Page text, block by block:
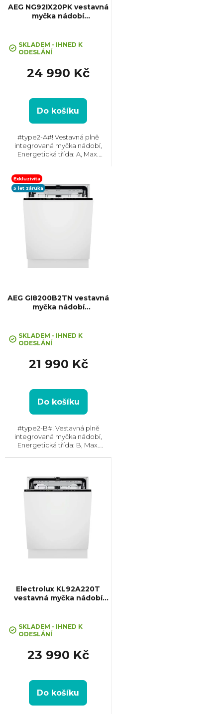
p
o
ů
AEG NG92IX20PK vestavná
myčka nádobí
SKLADEM - IHNED K
ODESLÁNÍ
24 990 Kč
Do košíku
#type2-A#! Vestavná plně
integrovaná myčka nádobí,
Energetická třída: A, Max.
nádobí: 14, Počet programů: 8,
Spotřeba vody na cyklus: 8,5...
Exkluzivita
5 let záruka
AEG GI8200B2TN vestavná
myčka nádobí
SKLADEM - IHNED K
ODESLÁNÍ
21 990 Kč
Do košíku
#type2-B#! Vestavná plně
integrovaná myčka nádobí,
Energetická třída: B, Max.
Spotřeba vody na cyklus: 8.4...
Electrolux KL92A220T
vestavná myčka nádobí
SKLADEM - IHNED K
ODESLÁNÍ
23 990 Kč
Do košíku